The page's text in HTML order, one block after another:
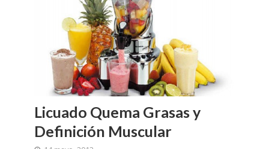
Licuado Quema Grasas y
Definición Muscular